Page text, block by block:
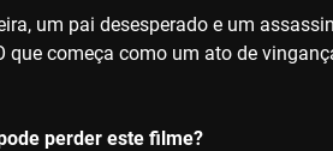
um pai desesperado e um
que começa como um ato de
perder este filme?